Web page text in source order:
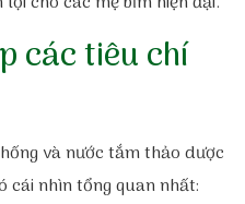
các tiêu chí
và nước tắm thảo dược
cái nhìn tổng quan nhất: